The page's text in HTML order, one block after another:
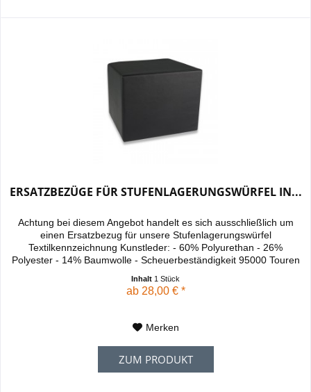
ERSATZBEZÜGE FÜR STUFENLAGERUNGSWÜRFEL IN...
Achtung bei diesem Angebot handelt es sich ausschließlich um
einen Ersatzbezug für unsere Stufenlagerungswürfel
Textilkennzeichnung Kunstleder: - 60% Polyurethan - 26%
Polyester - 14% Baumwolle - Scheuerbeständigkeit 95000 Touren
Inhalt 1 Stück
ab 28,00 € *
Merken
ZUM PRODUKT